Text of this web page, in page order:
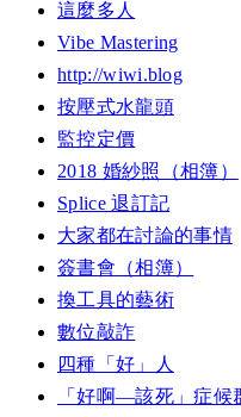
這麼多人
Vibe Mastering
http://wiwi.blog
按壓式水龍頭
監控定價
2018 婚紗照（相簿）
Splice 退訂記
大家都在討論的事情
簽書會（相簿）
換工具的藝術
數位敲詐
四種「好」人
「好啊—該死」症候